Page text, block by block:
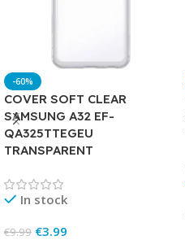
-60%
COVER SOFT CLEAR
SAMSUNG A32 EF-
QA325TTEGEU
TRANSPARENT
In stock
€9.99 €3.99